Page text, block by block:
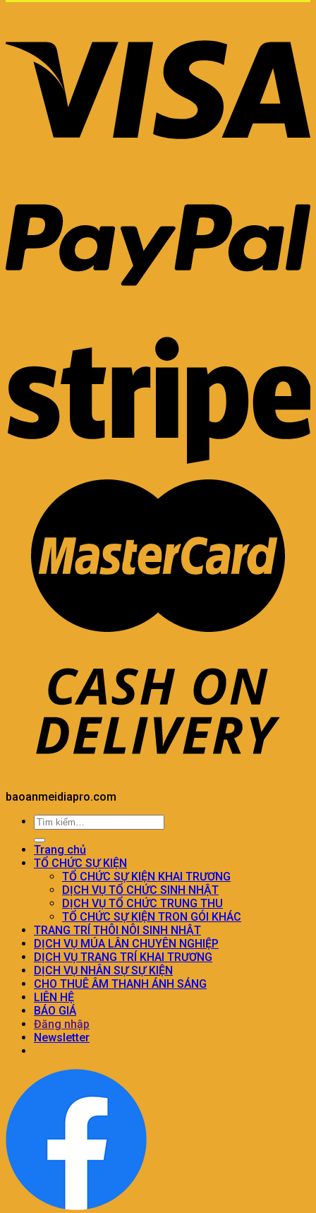
baoanmeidiapro.com
Trang chủ
TỔ CHỨC SỰ KIỆN
TỔ CHỨC SỰ KIỆN KHAI TRƯƠNG
DỊCH VỤ TỔ CHỨC SINH NHẬT
DỊCH VỤ TỔ CHỨC TRUNG THU
TỔ CHỨC SỰ KIỆN TRON GÓI KHÁC
TRANG TRÍ THÔI NÔI SINH NHẬT
DỊCH VỤ MÚA LÂN CHUYÊN NGHIỆP
DỊCH VỤ TRANG TRÍ KHAI TRƯƠNG
DỊCH VỤ NHÂN SỰ SỰ KIỆN
CHO THUÊ ÂM THANH ÁNH SÁNG
LIÊN HỆ
BÁO GIÁ
Đăng nhập
Newsletter